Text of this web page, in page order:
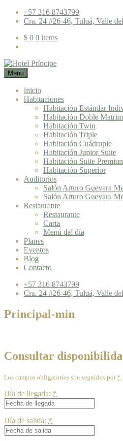
Skip
+57 316 8743799
Cra. 24 #26-46, Tuluá, Valle
$ 0 0 items
Hotel Príncipe
Somos más que un Hotel, somos tu
Menu
Inicio
Habitaciones
Habitación Estándar
Habitación Doble
Habitación Twin
Habitación Triple
Habitación Cuádruple
Habitación Junior Suite
Habitación Suite
Habitación Superior
Auditorios
Salón Arturo Guevara
Salón Arturo Guevara
Restaurante
Restaurante
Carta
Menú del día
Planes
Eventos
Blog
Contacto
+57 316 8743799
Cra. 24 #26-46, Tuluá, Valle
Principal-min
Consultar
Los campos obligatorios son seguidos por*
Día de llegada: *
Día de salida: *